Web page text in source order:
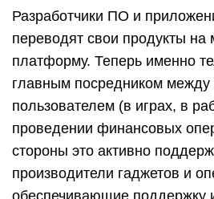
Разработчики ПО и
переводят свои продукты на
платформу. Теперь именно
главным посредником между
пользователем (в играх, в
проведении финансовых
стороны это активно
производители гаджетов и
обеспечивающие поддержку